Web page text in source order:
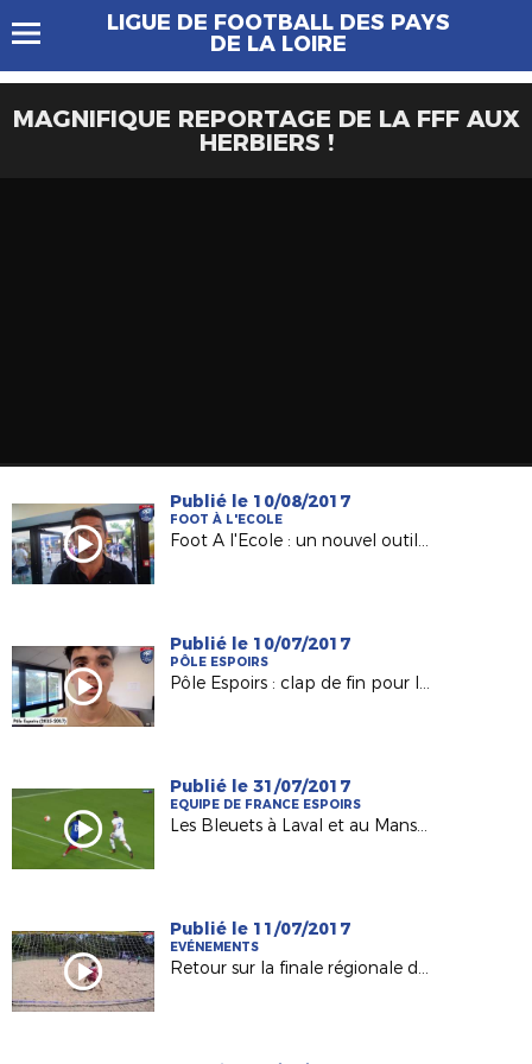
LIGUE DE FOOTBALL DES PAYS
DE LA LOIRE
MAGNIFIQUE REPORTAGE DE LA FFF AUX
HERBIERS !
Publié le 10/08/2017
FOOT À L'ECOLE
Foot A l'Ecole : un nouvel outil pour les Responsables de Sections Sportives !
Publié le 10/07/2017
PÔLE ESPOIRS
Pôle Espoirs : clap de fin pour la Génération 2002 (Episode 1)
Publié le 31/07/2017
EQUIPE DE FRANCE ESPOIRS
Les Bleuets à Laval et au Mans début septembre !
Publié le 11/07/2017
EVÉNEMENTS
Retour sur la finale régionale de Beach-Soccer 2017 !